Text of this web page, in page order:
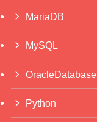
MariaDB
MySQL
OracleDatabase
Python